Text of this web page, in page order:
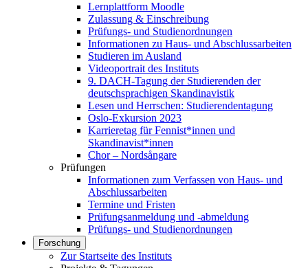
Lernplattform Moodle
Zulassung & Einschreibung
Prüfungs- und Studienordnungen
Informationen zu Haus- und Abschlussarbeiten
Studieren im Ausland
Videoportrait des Instituts
9. DACH-Tagung der Studierenden der
deutschsprachigen Skandinavistik
Lesen und Herrschen: Studierendentagung
Oslo-Exkursion 2023
Karrieretag für Fennist*innen und
Skandinavist*innen
Chor – Nordsångare
Prüfungen
Informationen zum Verfassen von Haus- und
Abschlussarbeiten
Termine und Fristen
Prüfungsanmeldung und -abmeldung
Prüfungs- und Studienordnungen
Forschung
Zur Startseite des Instituts